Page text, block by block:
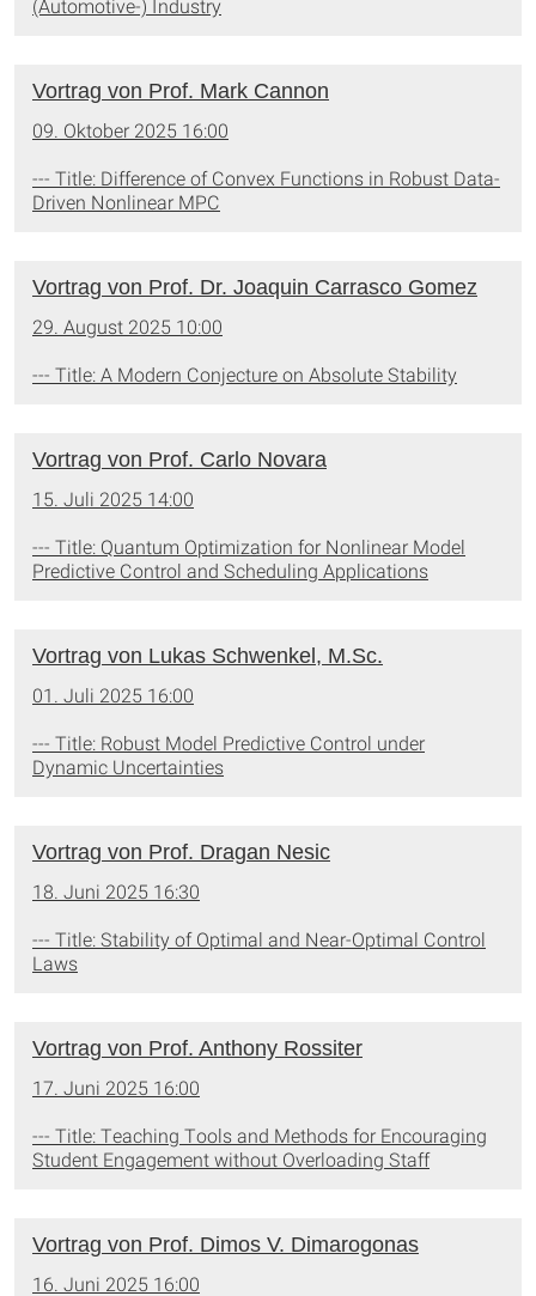
(Automotive-) Industry
Vortrag von Prof. Mark Cannon
09. Oktober 2025 16:00
--- Title: Difference of Convex Functions in Robust Data-
Driven Nonlinear MPC
Vortrag von Prof. Dr. Joaquin Carrasco Gomez
29. August 2025 10:00
--- Title: A Modern Conjecture on Absolute Stability
Vortrag von Prof. Carlo Novara
15. Juli 2025 14:00
--- Title: Quantum Optimization for Nonlinear Model
Predictive Control and Scheduling Applications
Vortrag von Lukas Schwenkel, M.Sc.
01. Juli 2025 16:00
--- Title: Robust Model Predictive Control under
Dynamic Uncertainties
Vortrag von Prof. Dragan Nesic
18. Juni 2025 16:30
--- Title: Stability of Optimal and Near-Optimal Control
Laws
Vortrag von Prof. Anthony Rossiter
17. Juni 2025 16:00
--- Title: Teaching Tools and Methods for Encouraging
Student Engagement without Overloading Staff
Vortrag von Prof. Dimos V. Dimarogonas
16. Juni 2025 16:00